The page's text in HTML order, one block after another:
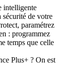
intelligente
sécurité de votre
paramétrez
: programmez
temps que celle
Plus+ ? On est